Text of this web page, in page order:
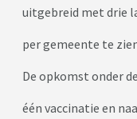
uitgebreid met drie
per gemeente te
De opkomst onder
één vaccinatie en